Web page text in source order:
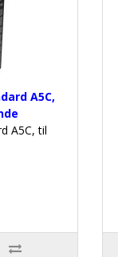
A5C,
A5C, til